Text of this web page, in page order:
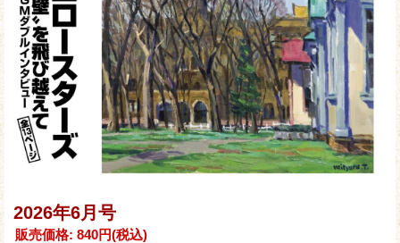
2026年6月号
販売価格: 840円(税込)